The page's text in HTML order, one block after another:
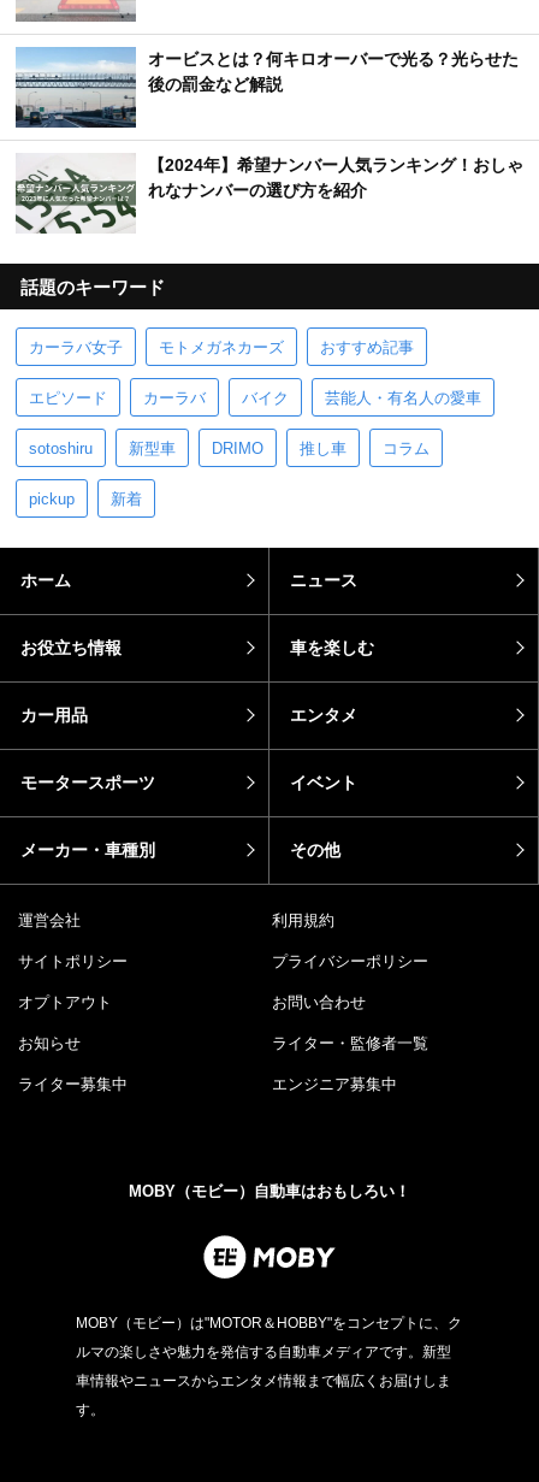
オービスとは？何キロオーバーで光る？光らせた
後の罰金など解説
【2024年】希望ナンバー人気ランキング！おしゃ
れなナンバーの選び方を紹介
話題のキーワード
カーラバ女子 モトメガネカーズ おすすめ記事
エピソード カーラバ バイク 芸能人・有名人の愛車
sotoshiru 新型車 DRIMO 推し車 コラム
pickup 新着
ホーム ニュース
お役立ち情報 車を楽しむ
カー用品 エンタメ
モータースポーツ イベント
メーカー・車種別 その他
運営会社 利用規約
サイトポリシー プライバシーポリシー
オプトアウト お問い合わせ
お知らせ ライター・監修者一覧
ライター募集中 エンジニア募集中
MOBY（モビー）自動車はおもしろい！
MOBY（モビー）は"MOTOR＆HOBBY"をコンセプトに、ク
ルマの楽しさや魅力を発信する自動車メディアです。新型
車情報やニュースからエンタメ情報まで幅広くお届けしま
す。